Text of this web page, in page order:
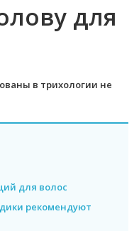
для
в трихологии не
для волос
рекомендуют